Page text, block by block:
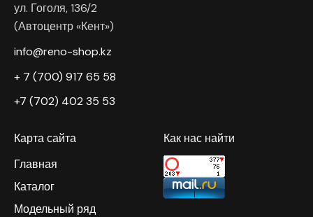
ул. Гоголя, 136/2
(Автоцентр «Кент»)
info@reno-shop.kz
+ 7 (700) 917 65 58
+7 (702) 402 35 53
Карта сайта
Главная
Каталог
Модельный ряд
Как нас найти